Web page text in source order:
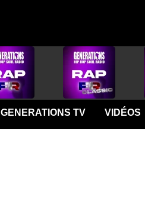
GENERATIONS TV VIDÉOS